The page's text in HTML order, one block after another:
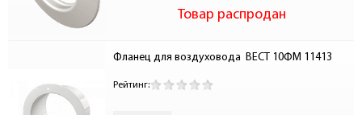
Товар распродан
Фланец для воздуховода  ВЕСТ 10ФМ 11413
Рейтинг: